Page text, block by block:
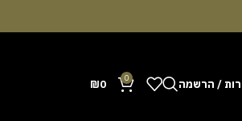
/ הרשמה 0
₪0